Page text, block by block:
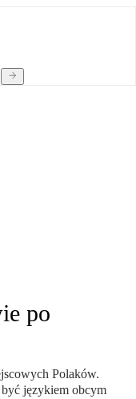
po
Polaków.
językiem obcym